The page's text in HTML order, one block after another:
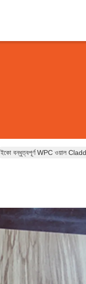
ইকো বন্ধুত্বপূর্ণ WPC ওয়াল